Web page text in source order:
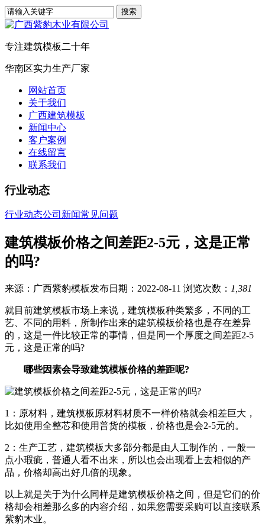
专注建筑模板二十年
华南区实力生产厂家
网站首页
关于我们
广西建筑模板
新闻中心
客户案例
在线留言
联系我们
行业动态
行业动态公司新闻常见问题
建筑模板价格之间差距2-5元，这是正常
的吗?
来源：广西紫豹模板发布日期：2022-08-11 浏览次数： 1,381
就目前建筑模板市场上来说，建筑模板种类繁多，不同的工
艺、不同的用料，所制作出来的建筑模板价格也是存在差异
的，这是一件比较正常的事情，但是同一个厚度之间差距2-5
元，这是正常的吗?
哪些因素会导致建筑模板价格的差距呢?
1：原材料，建筑模板原材料材质不一样价格就会相差巨大，
比如使用全整芯和使用普货的模板，价格也是会2-5元的。
2：生产工艺，建筑模板大多部分都是由人工制作的，一般一
点小瑕疵，普通人看不出来，所以也会出现看上去相似的产
品，价格却高出好几倍的现象。
以上就是关于为什么同样是建筑模板价格之间，但是它们的价
格却会相差那么多的内容介绍，如果您需要采购可以直接联系
紫豹木业。